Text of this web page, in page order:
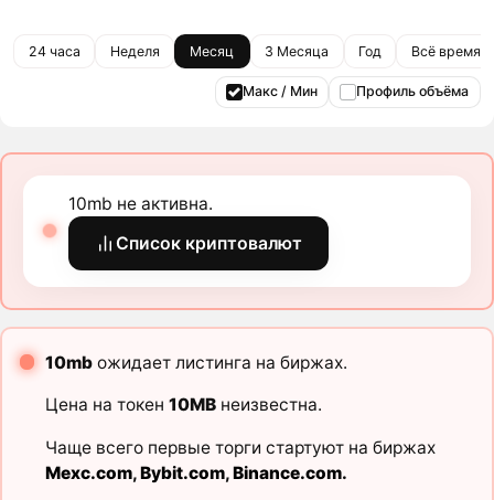
24 часа Неделя Месяц 3 Месяца Год Всё время
Макс / Мин Профиль объёма
10mb не активна.
Список криптовалют
10mbожидает листинга на биржах.
Цена на токен 10MBнеизвестна.
Чаще всего первые торги стартуют на биржах
Mexc.com,Bybit.com,Binance.com.